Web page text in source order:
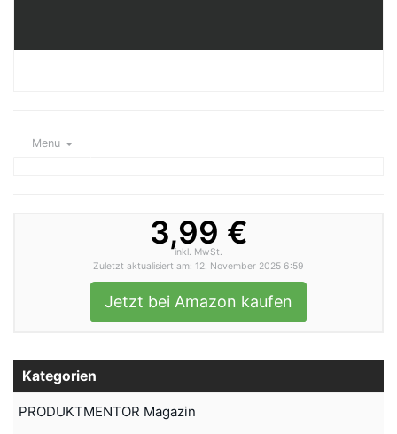
Menu
3,99 €
inkl. MwSt.
Zuletzt aktualisiert am: 12. November 2025 6:59
Jetzt bei Amazon kaufen
Kategorien
PRODUKTMENTOR Magazin